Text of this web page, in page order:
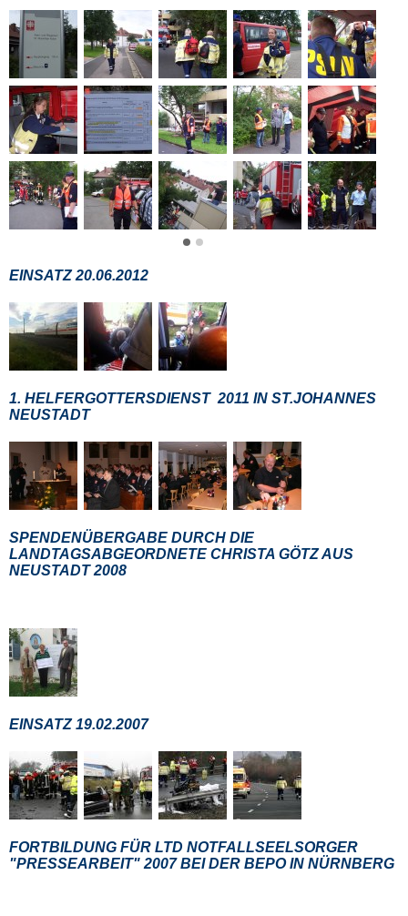
EINSATZ 20.06.2012
1. HELFERGOTTERSDIENST 2011 IN ST.JOHANNES
NEUSTADT
SPENDENÜBERGABE DURCH DIE
LANDTAGSABGEORDNETE CHRISTA GÖTZ AUS
NEUSTADT 2008
EINSATZ 19.02.2007
FORTBILDUNG FÜR LTD NOTFALLSEELSORGER
"PRESSEARBEIT" 2007 BEI DER BEPO IN NÜRNBERG